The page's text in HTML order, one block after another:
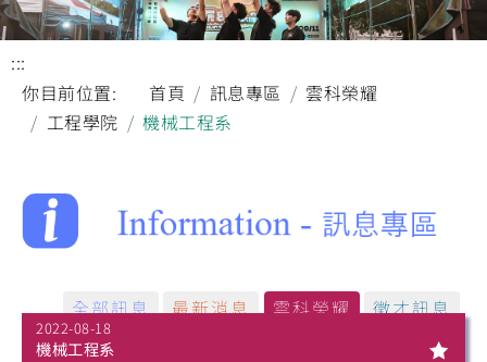
:::
你目前位置:
首頁 訊息專區
雲科榮耀
工程學院
機械工程系
全部訊息 最新消息 雲科榮耀 徵才訊息
2022-08-18
機械工程系